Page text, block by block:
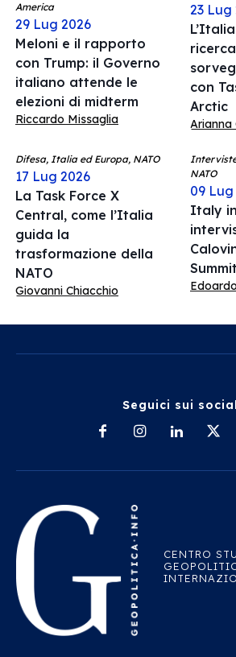
America
29 Lug 2026
Meloni e il rapporto
con Trump: il Governo
italiano attende le
elezioni di midterm
Riccardo Missaglia
23 Lug
con
Arctic
Arianna
Difesa, Italia ed Europa, NATO
17 Lug 2026
La Task Force X
Central, come l’Italia
guida la
trasformazione della
NATO
Giovanni Chiacchio
NATO
09 Lug
Italy
Seguici sui social
CENTRO